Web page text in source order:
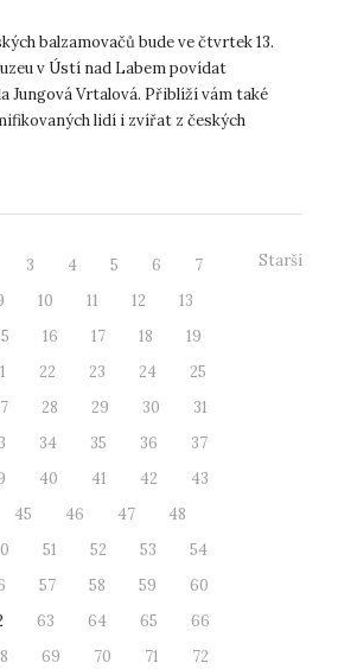
balzamovačů bude ve čtvrtek 13.
v Ústí nad Labem povídat
Jungová Vrtalová. Přiblíží vám také
lidí i zvířat z českých
3 4 5 6
7
10 11 12
13
16 17 18
19
22 23 24
25
28 29 30
31
34 35 36
37
40 41 42
43
45 46 47
48
51 52 53
54
57 58 59
60
63 64 65
66
69 70 71
72
Starší